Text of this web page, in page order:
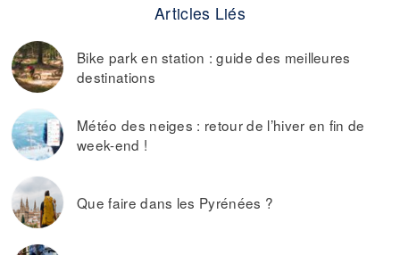
Articles Liés
Bike park en station : guide des meilleures
destinations
Météo des neiges : retour de l’hiver en fin de
week-end !
Que faire dans les Pyrénées ?